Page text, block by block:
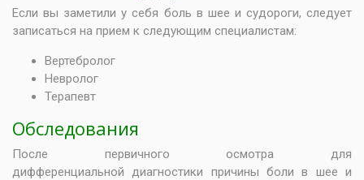
Если вы заметили у себя боль в шее и судороги, следует
записаться на прием к следующим специалистам:
Вертебролог
Невролог
Терапевт
Обследования
После первичного осмотра для
дифференциальной диагностики причины боли в шее и